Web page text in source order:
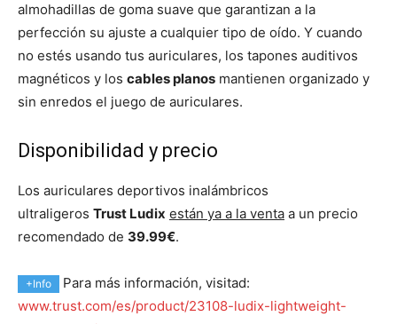
almohadillas de goma suave que garantizan a la
perfección su ajuste a cualquier tipo de oído. Y cuando
no estés usando tus auriculares, los tapones auditivos
magnéticos y los cables planos mantienen organizado y
sin enredos el juego de auriculares.
Disponibilidad y precio
Los auriculares deportivos inalámbricos
ultraligeros Trust Ludix están ya a la venta a un precio
recomendado de 39.99€.
+Info
Para más información, visitad:
www.trust.com/es/product/23108-ludix-lightweight-